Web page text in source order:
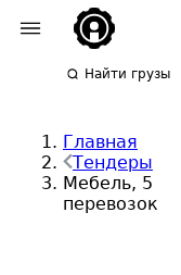
Найти грузы
Главная
Тендеры
Мебель, 5
перевозок